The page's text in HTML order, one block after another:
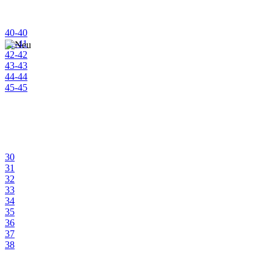
40-40
41-41
42-42
43-43
44-44
45-45
30
31
32
33
34
35
36
37
38